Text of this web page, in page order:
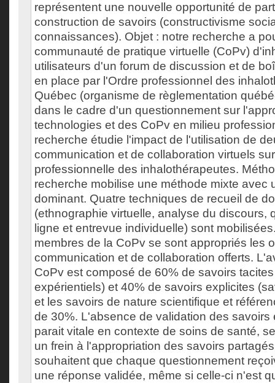
représentent une nouvelle opportunité de
construction de savoirs (constructivisme
connaissances). Objet : notre recherche a
communauté de pratique virtuelle (CoPv)
utilisateurs d'un forum de discussion et de
en place par l'Ordre professionnel des
Québec (organisme de règlementation
dans le cadre d'un questionnement sur
technologies et des CoPv en milieu
recherche étudie l'impact de l'utilisation de
communication et de collaboration virtuels
professionnelle des inhalothérapeutes.
recherche mobilise une méthode mixte avec
dominant. Quatre techniques de recueil de
(ethnographie virtuelle, analyse du discours,
ligne et entrevue individuelle) sont
membres de la CoPv se sont appropriés les
communication et de collaboration offerts.
CoPv est composé de 60% de savoirs
expérientiels) et 40% de savoirs explicites
et les savoirs de nature scientifique et
de 30%. L'absence de validation des savoirs
parait vitale en contexte de soins de santé,
un frein à l'appropriation des savoirs
souhaitent que chaque questionnement
une réponse validée, même si celle-ci n'est